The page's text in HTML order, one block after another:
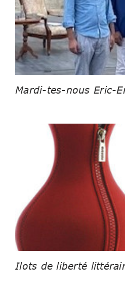
Mardi-tes-nous Eric-
Ilots de liberté